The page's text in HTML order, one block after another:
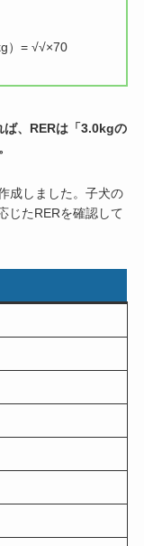
）= √√×70
ば、RERは「3.0kgの
成しました。子犬の
じたRERを確認して